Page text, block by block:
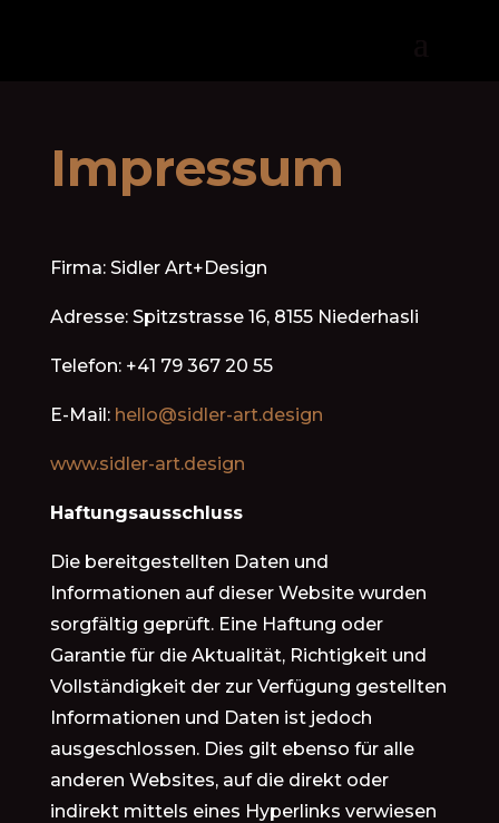
Impressum
Firma: Sidler Art+Design
Adresse: Spitzstrasse 16, 8155 Niederhasli
Telefon: +41 79 367 20 55
E-Mail: hello@sidler-art.design
www.sidler-art.design
Haftungsausschluss
Die bereitgestellten Daten und
Informationen auf dieser Website wurden
sorgfältig geprüft. Eine Haftung oder
Garantie für die Aktualität, Richtigkeit und
Vollständigkeit der zur Verfügung gestellten
Informationen und Daten ist jedoch
ausgeschlossen. Dies gilt ebenso für alle
anderen Websites, auf die direkt oder
indirekt mittels eines Hyperlinks verwiesen